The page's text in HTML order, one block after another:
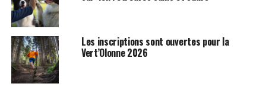
Les inscriptions sont ouvertes pour la
Vert’Olonne 2026